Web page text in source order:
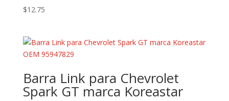
$12.75
Barra Link para Chevrolet
Spark GT marca Koreastar